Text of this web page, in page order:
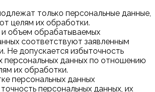
только персональные данные,
целям их обработки.
объем обрабатываемых
соответствуют заявленным
Не допускается избыточность
персональных данных по отношению
их обработки.
персональных данных
персональных данных, их